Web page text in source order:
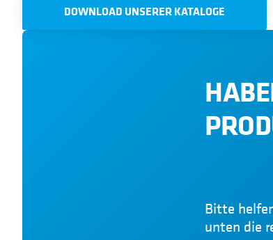
DOWNLOAD UNSERER KATALOGE
Bitte
unten die